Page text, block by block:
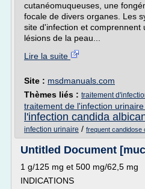
cutanéomuqueuses, une
focale de divers organes. Les
site d'infection et comprennent
lésions de la peau...
Lire la suite
Site : msdmanuals.com
Thèmes liés : traitement
traitement de l'infection
l'infection candida
infection urinaire / frequent candidose
Untitled Document
1 g/125 mg et 500 mg/62,5 mg
INDICATIONS